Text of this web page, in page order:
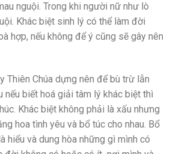
nguội. Trong khi người nữ như lò
Khác biệt sinh lý có thể làm đời
hợp, nếu không để ý cũng sẽ gây nên
Thiên Chúa dựng nên để bù trừ lẫn
nếu biết hoá giải tâm lý khác biệt thì
Khác biệt không phải là xấu nhưng
hoa tình yêu và bổ túc cho nhau. Bổ
hiểu và dung hòa những gì mình có